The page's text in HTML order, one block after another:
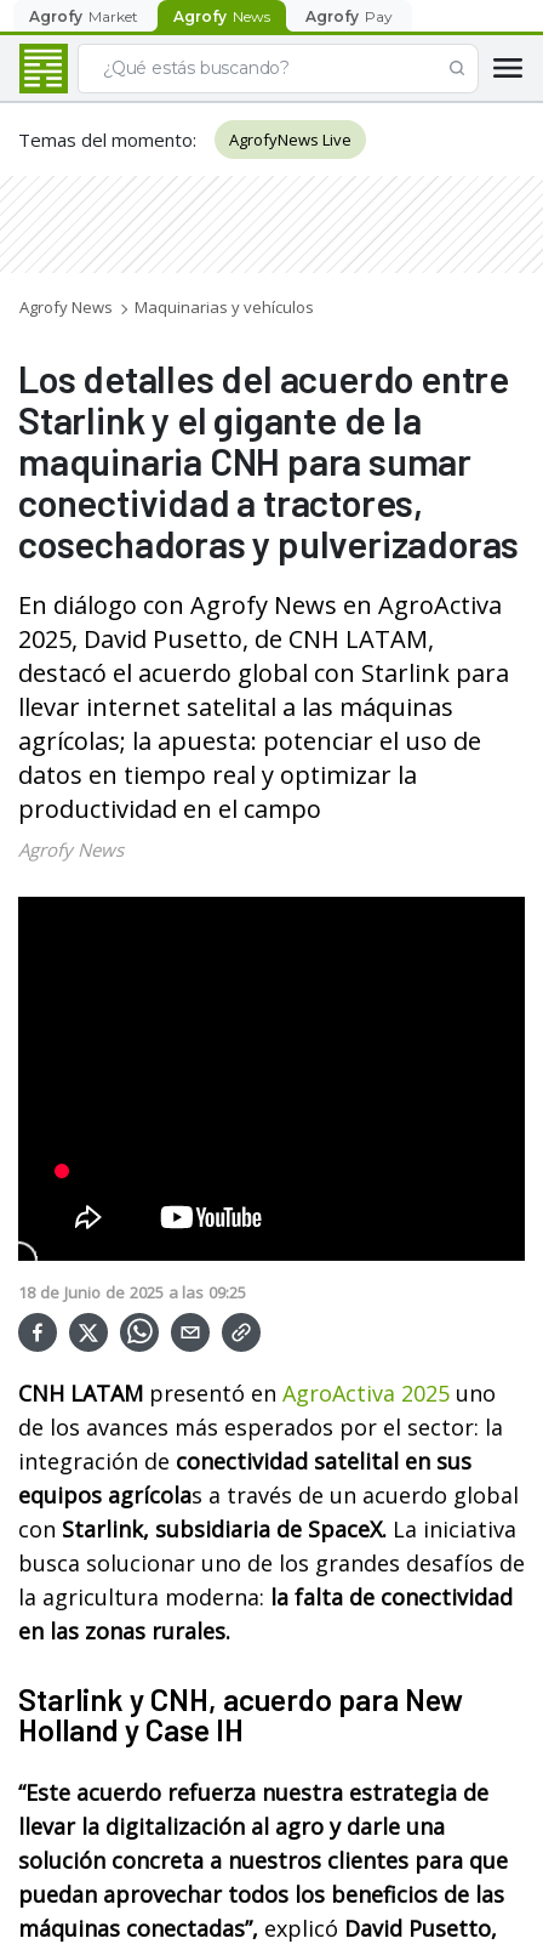
Agrofy Market Agrofy News Agrofy Pay
Temas del momento: AgrofyNews Live
Agrofy News Maquinarias y vehículos
Los detalles del acuerdo entre
Starlink y el gigante de la
maquinaria CNH para sumar
conectividad a tractores,
cosechadoras y pulverizadoras
En diálogo con Agrofy News en AgroActiva
2025, David Pusetto, de CNH LATAM,
destacó el acuerdo global con Starlink para
llevar internet satelital a las máquinas
agrícolas; la apuesta: potenciar el uso de
datos en tiempo real y optimizar la
productividad en el campo
Agrofy News
18 de Junio de 2025 a las 09:25
CNH LATAM presentó en AgroActiva 2025 uno
de los avances más esperados por el sector: la
integración de conectividad satelital en sus
equipos agrícolas a través de un acuerdo global
con Starlink, subsidiaria de SpaceX. La iniciativa
busca solucionar uno de los grandes desafíos de
la agricultura moderna: la falta de conectividad
en las zonas rurales.
Starlink y CNH, acuerdo para New
Holland y Case IH
“Este acuerdo refuerza nuestra estrategia de
llevar la digitalización al agro y darle una
solución concreta a nuestros clientes para que
puedan aprovechar todos los beneficios de las
máquinas conectadas”, explicó David Pusetto,